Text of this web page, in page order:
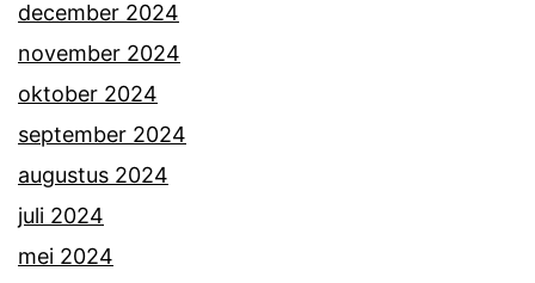
december 2024
november 2024
oktober 2024
september 2024
augustus 2024
juli 2024
mei 2024